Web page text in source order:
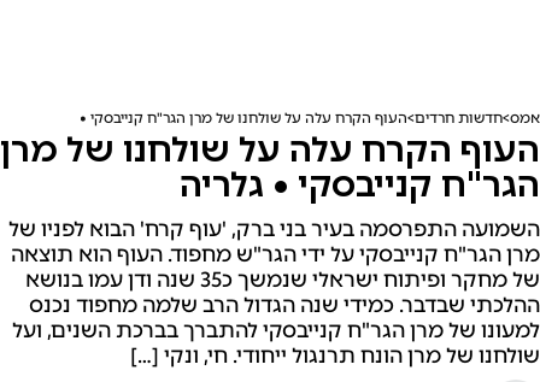
אמס חדשות חרדים העוף הקרח עלה על שולחנו של מרן הגר"ח קנייבסקי • גלריה
העוף הקרח עלה על שולחנו של מרן
הגר"ח קנייבסקי • גלריה
השמועה התפרסמה בעיר בני ברק, 'עוף קרח' הבוא לפניו של
מרן הגר"ח קנייבסקי על ידי הגר"ש מחפוד. העוף הוא תוצאה
של מחקר ופיתוח ישראלי שנמשך כ35 שנה ודן עמו בנושא
ההלכתי שבדבר. כמידי שנה הגדול הרב שלמה מחפוד נכנס
למעונו של מרן הגר"ח קנייבסקי להתברך בברכת השנים, ועל
שולחנו של מרן הונח תרנגול ייחודי. חי, ונקי […]